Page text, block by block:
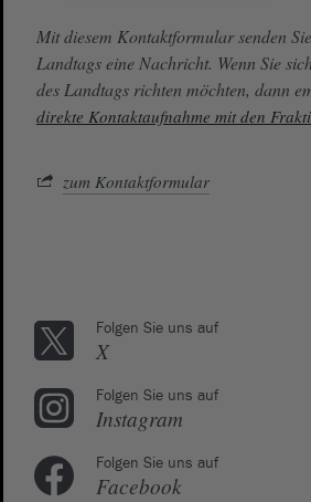
Mit diesem Kontaktformular senden
Landtags eine Nachricht. Wenn Sie
des Landtags richten möchten, dann
direkte Kontaktaufnahme mit den
zum Kontaktformular
Folgen Sie uns auf
X
Folgen Sie uns auf
Instagram
Folgen Sie uns auf
Facebook